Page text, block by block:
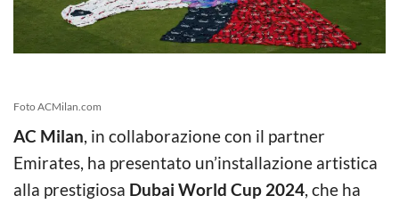
Foto ACMilan.com
AC Milan, in collaborazione con il partner
Emirates, ha presentato un’installazione artistica
alla prestigiosa Dubai World Cup 2024, che ha